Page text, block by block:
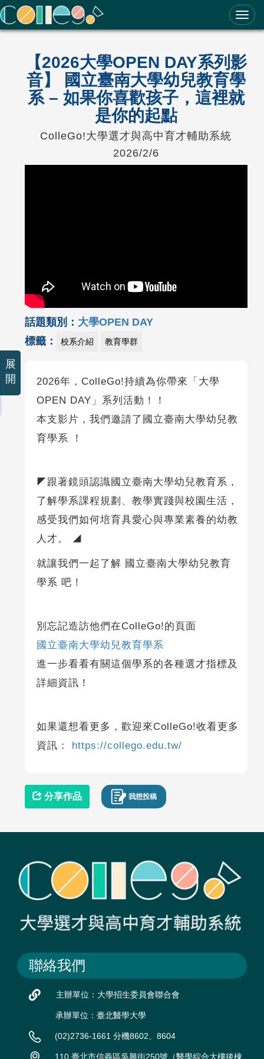
ColleGo! 大學選才與高中育才輔助系統
【2026大學OPEN DAY系列影
音】 國立臺南大學幼兒教育學
系 – 如果你喜歡孩子，這裡就
是你的起點
ColleGo!大學選才與高中育才輔助系統
2026/2/6
話題類別： 大學OPEN DAY
標籤：
校系介紹 教育學群
2026年，ColleGo!持續為你帶來「大學
OPEN DAY」系列活動！！
本支影片，我們邀請了國立臺南大學幼兒教
育學系 ！
◤跟著鏡頭認識國立臺南大學幼兒教育系，
了解學系課程規劃、教學實踐與校園生活，
感受我們如何培育具愛心與專業素養的幼教
人才。 ◢
就讓我們一起了解 國立臺南大學幼兒教育
學系 吧！
別忘記造訪他們在ColleGo!的頁面
國立臺南大學幼兒教育學系
進一步看看有關這個學系的各種選才指標及
詳細資訊！
如果還想看更多，歡迎來ColleGo!收看更多
資訊：
https://collego.edu.tw/
分享作品 我想投稿
聯絡我們
主辦單位：大學招生委員會聯合會
承辦單位：臺北醫學大學
(02)2736-1661 分機8602、8604
110 臺北市信義區吳興街250號（醫學綜合大樓後棟
展
開